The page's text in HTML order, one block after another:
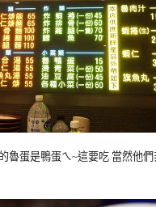
魯蛋是鴨蛋ㄟ~這要吃 當然他